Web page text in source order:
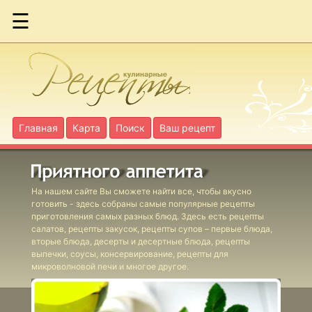
☰
Главная Карта Поиск Ваш рецепт
На нашем сайте Вы сможете найти все, чтобы вкусно
готовить - здесь собраны самые популярные рецепты
приготовления самых разных блюд. Здесь есть рецепты
салатов, рецепты закусок, рецепты супов – первые блюда,
вторые блюда, десерты и десертные блюда, рецепты
выпечки, соусы, консервирование, рецепты для
микроволновой печи и многое другое.
Бараньи
фрикадельки
по-гречески
Бараньи
голяшки в вине
Бириани с
ягнятиной
Бургеры с
фасолевым
соусом
Фаршированные